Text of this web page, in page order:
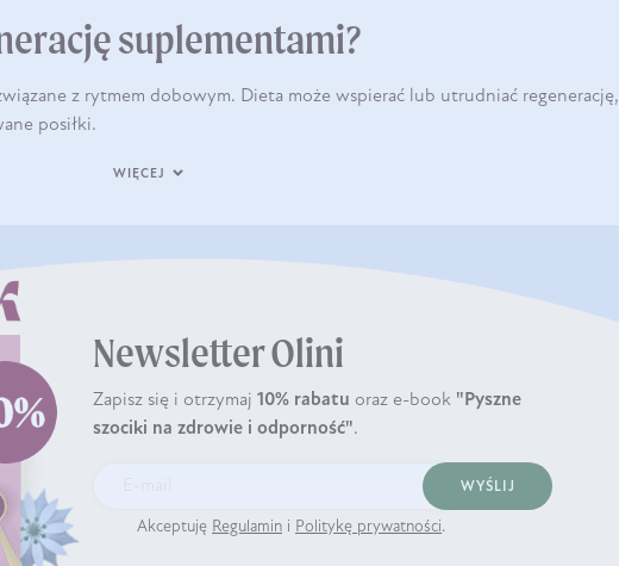
suplementami?
z rytmem dobowym. Dieta może wspierać lub utrudniać regenerację,
posiłki.
WIĘCEJ
Newsletter Olini
Zapisz się i otrzymaj 10% rabatu oraz e-book "Pyszne
szociki na zdrowie i odporność".
WYŚLIJ
Akceptuję Regulamin i Politykę prywatności.